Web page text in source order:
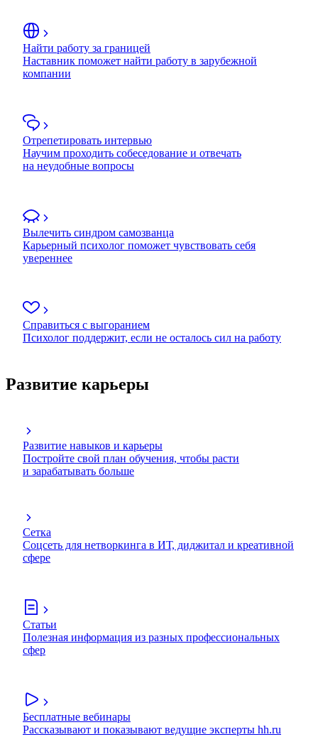
Найти работу за границей
Наставник поможет найти работу в зарубежной
компании
Отрепетировать интервью
Научим проходить собеседование и отвечать
на неудобные вопросы
Вылечить синдром самозванца
Карьерный психолог поможет чувствовать себя
увереннее
Справиться с выгоранием
Психолог поддержит, если не осталось сил на работу
Развитие карьеры
Развитие навыков и карьеры
Постройте свой план обучения, чтобы расти
и зарабатывать больше
Сетка
Соцсеть для нетворкинга в ИТ, диджитал и креативной
сфере
Статьи
Полезная информация из разных профессиональных
сфер
Бесплатные вебинары
Рассказывают и показывают ведущие эксперты hh.ru